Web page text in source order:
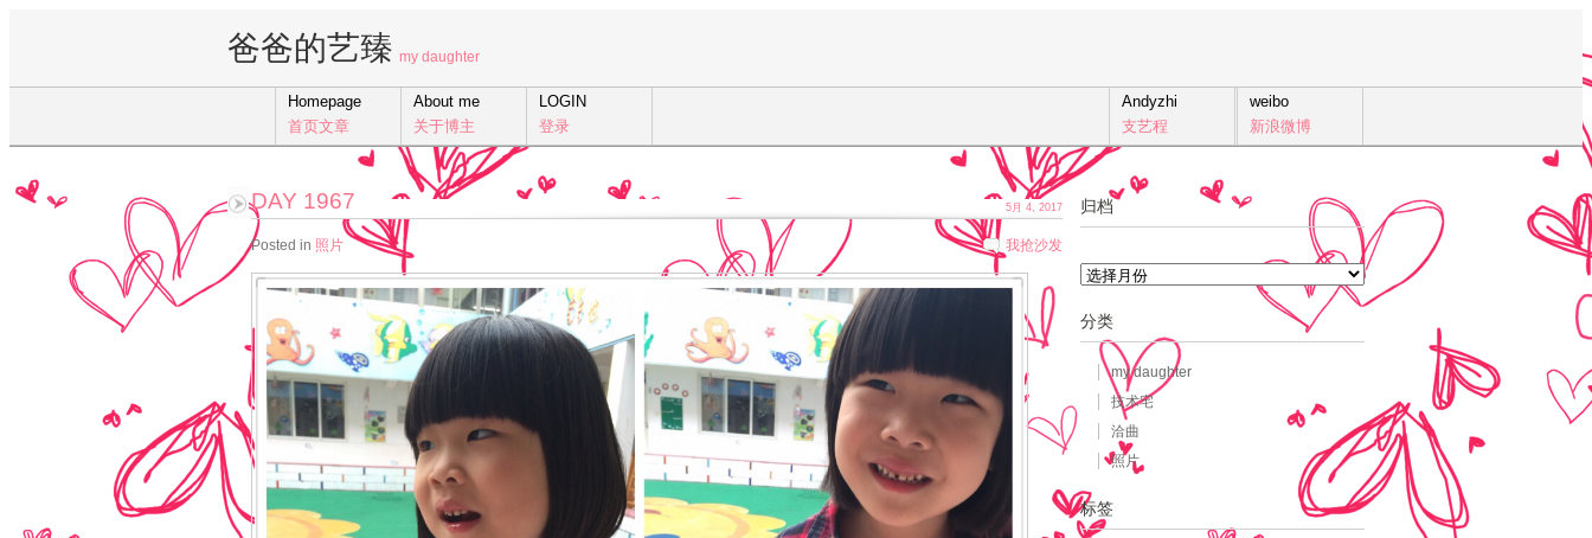
爸爸的艺臻 my daughter
Homepage
首页文章
About me
关于博主
LOGIN
登录
weibo
新浪微博
Andyzhi
支艺程
DAY 1967
Posted in 照片 我抢沙发
5月 4, 2017 归档
档
分类
my daughter
技术宅
洽曲
照片
标签